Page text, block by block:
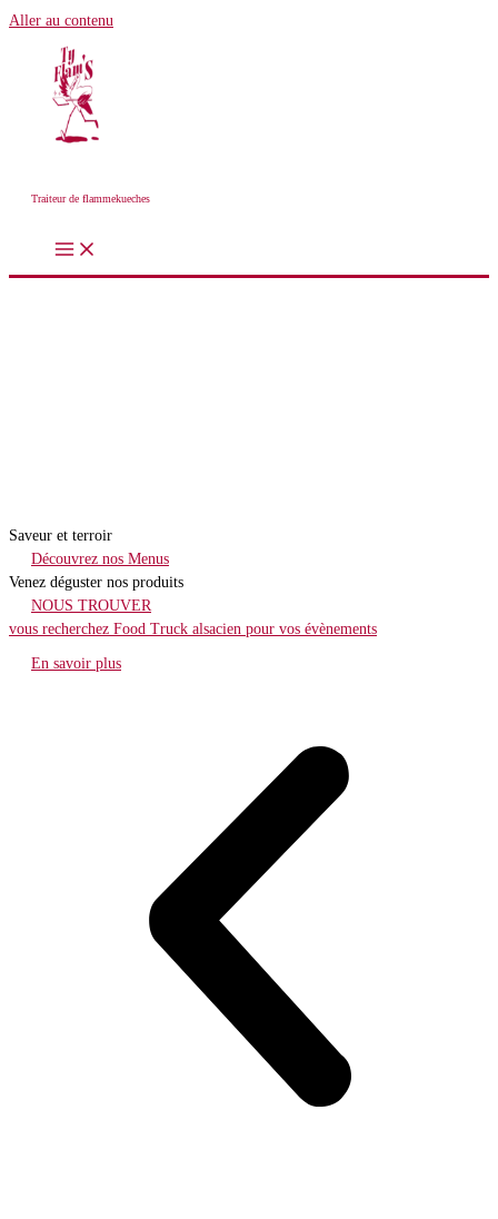
Aller au contenu
Traiteur de flammekueches
Saveur et terroir
Découvrez nos Menus
Venez déguster nos produits
NOUS TROUVER
vous recherchez Food Truck alsacien pour vos évènements
En savoir plus